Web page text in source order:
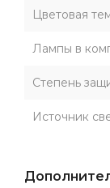
Цветовая
Лампы в
Степень
Источник